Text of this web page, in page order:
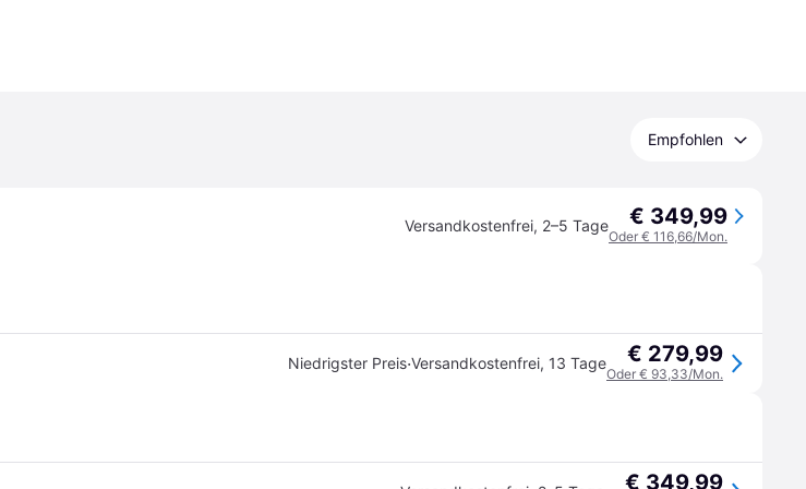
Empfohlen
Versandkostenfrei, 2–5 Tage € 349,99
Oder € 116,66/Mon.
Niedrigster Preis·Versandkostenfrei, 13 Tage € 279,99
Oder € 93,33/Mon.
€ 349,99